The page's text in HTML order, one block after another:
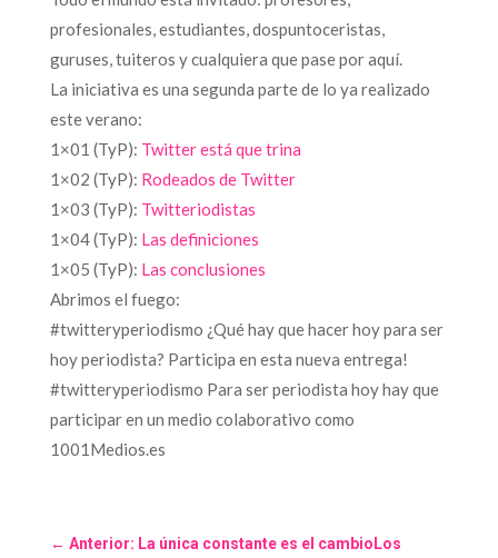
profesionales, estudiantes, dospuntoceristas,
guruses, tuiteros y cualquiera que pase por aquí.
La iniciativa es una segunda parte de lo ya realizado
este verano:
1×01 (TyP): Twitter está que trina
1×02 (TyP): Rodeados de Twitter
1×03 (TyP): Twitteriodistas
1×04 (TyP): Las definiciones
1×05 (TyP): Las conclusiones
Abrimos el fuego:
#twitteryperiodismo ¿Qué hay que hacer hoy para ser
hoy periodista? Participa en esta nueva entrega!
#twitteryperiodismo Para ser periodista hoy hay que
participar en un medio colaborativo como
1001Medios.es
← Anterior: La única constante es el cambioLos